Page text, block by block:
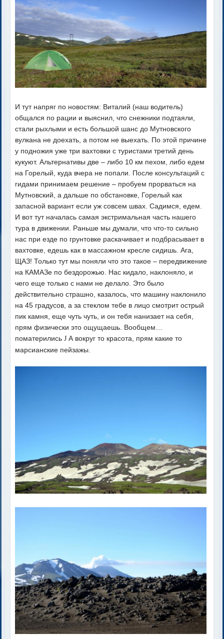
И тут напряг по новостям: Виталий (наш водитель)
общался по рации и выяснил, что снежники подтаяли,
стали рыхлыми и есть большой шанс до Мутновского
вулкана не доехать, а потом не выехать. По этой причине
у подножия уже три вахтовки с туристами третий день
кукуют. Альтернативы две – либо 10 км пехом, либо едем
на Горелый, куда вчера не попали. После консультаций с
гидами принимаем решение – пробуем прорваться на
Мутновский, а дальше по обстановке, Горелый как
запасной вариант если уж совсем швах. Садимся, едем.
И вот тут началась самая экстримальная часть нашего
тура в движении. Раньше мы думали, что что-то сильно
нас при езде по грунтовке раскачивает и подбрасывает в
вахтовке, едешь как в массажном кресле сидишь. Ага,
ЩАЗ! Только тут мы поняли что это такое – передвижение
на КАМАЗе по бездорожью. Нас кидало, наклоняло, и
чего еще только с нами не делало. Это было
действительно страшно, казалось, что машину наклонило
на 45 градусов, а за стеклом тебе в лицо смотрит острый
пик камня, еще чуть чуть, и он тебя нанизает на себя,
прям физически это ощущаешь. Вообщем…
поматерилисьJ А вокруг то красота, прям какие то
марсианские пейзажы.